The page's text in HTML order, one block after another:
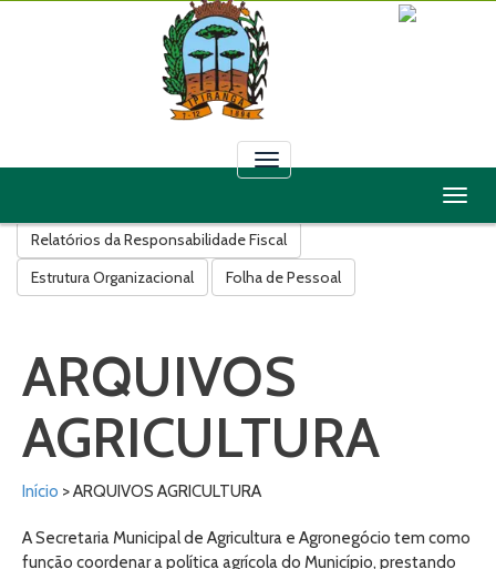
Toggle
Decretos
Relatórios da Responsabilidade Fiscal
Estrutura Organizacional
Folha de Pessoal
ARQUIVOS
AGRICULTURA
Início > ARQUIVOS AGRICULTURA
A Secretaria Municipal de Agricultura e Agronegócio tem como
função coordenar a política agrícola do Município, prestando